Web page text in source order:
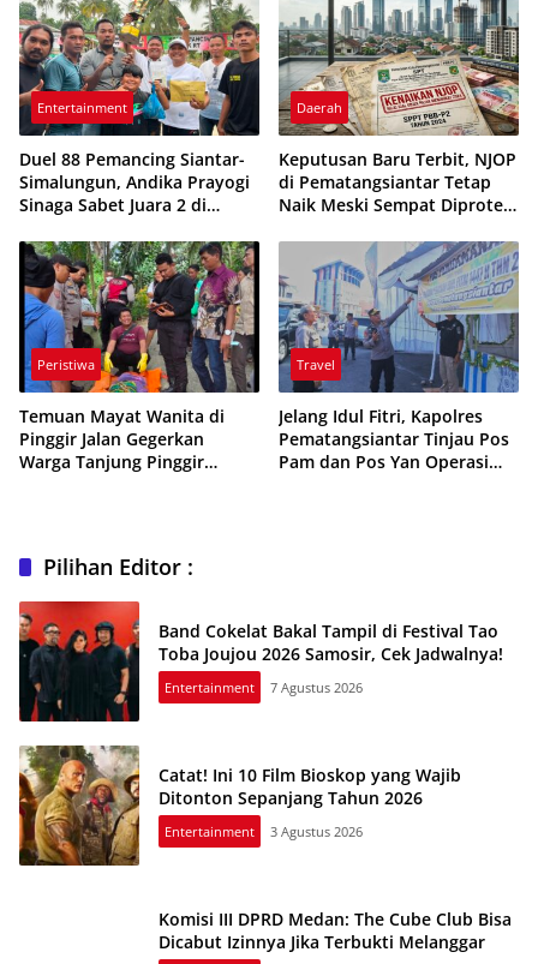
Entertainment
Duel 88 Pemancing Siantar-
Simalungun, Andika Prayogi
Sinaga Sabet Juara 2 di
Daerah
Keputusan Baru Terbit, NJOP
di Pematangsiantar Tetap
Naik Meski Sempat Diprotes
Peristiwa
Temuan Mayat Wanita di
Pinggir Jalan Gegerkan
Warga Tanjung Pinggir
Travel
Jelang Idul Fitri, Kapolres
Pematangsiantar Tinjau Pos
Pam dan Pos Yan Operasi
Pilihan Editor :
Band Cokelat Bakal Tampil di Festival Tao
Toba Joujou 2026 Samosir, Cek Jadwalnya!
Entertainment 7 Agustus 2026
Catat! Ini 10 Film Bioskop yang Wajib
Ditonton Sepanjang Tahun 2026
Entertainment 3 Agustus 2026
Komisi III DPRD Medan: The Cube Club Bisa
Dicabut Izinnya Jika Terbukti Melanggar